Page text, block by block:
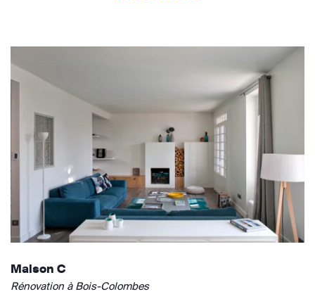
Maison C
Rénovation à Bois-Colombes